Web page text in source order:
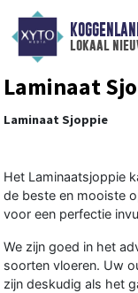
lokaal
Laminaat
Laminaat Sjoppie
Het Laminaatsjoppie
de beste en mooiste
voor een perfectie
We zijn goed in het
soorten vloeren. Uw
zijn deskudig als het